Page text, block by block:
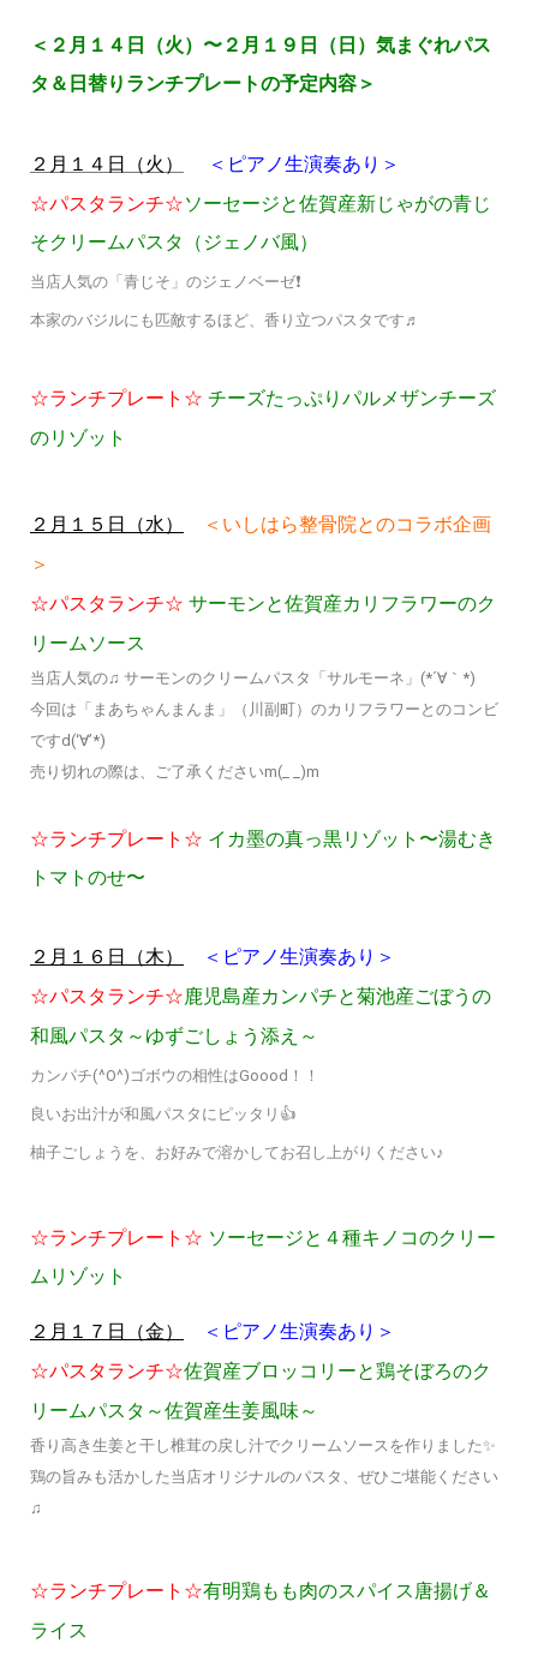
＜２月１４日（火）〜２月１９日（日）気まぐれパス
タ＆日替りランチプレートの予定内容＞
２月１４日（火）
＜ピアノ生演奏あり＞
☆パスタランチ☆ソーセージと佐賀産新じゃがの青じ
そクリームパスタ（ジェノバ風）
当店人気の「青じそ」のジェノベーゼ❗
本家のバジルにも匹敵するほど、香り立つパスタです♬
☆ランチプレート☆ チーズたっぷりパルメザンチーズ
のリゾット
２月１５日（水）
＜いしはら整骨院とのコラボ企画
＞
☆パスタランチ☆ サーモンと佐賀産カリフラワーのク
リームソース
当店人気の♫ サーモンのクリームパスタ「サルモーネ」(*´∀｀*)
今回は「まあちゃんまんま」（川副町）のカリフラワーとのコンビ
ですd(‘∀’*)
売り切れの際は、ご了承くださいm(_ _)m
☆ランチプレート☆ イカ墨の真っ黒リゾット〜湯むき
トマトのせ〜
２月１６日（木）
＜ピアノ生演奏あり＞
☆パスタランチ☆鹿児島産カンパチと菊池産ごぼうの
和風パスタ～ゆずごしょう添え～
カンパチ(^O^)ゴボウの相性はGoood！！
良いお出汁が和風パスタにピッタリ👍
柚子ごしょうを、お好みで溶かしてお召し上がりください♪
☆ランチプレート☆ ソーセージと４種キノコのクリー
ムリゾット
２月１７日（金）
＜ピアノ生演奏あり＞
☆パスタランチ☆佐賀産ブロッコリーと鶏そぼろのク
リームパスタ～佐賀産生姜風味～
香り高き生姜と干し椎茸の戻し汁でクリームソースを作りました✨
鶏の旨みも活かした当店オリジナルのパスタ、ぜひご堪能ください
♫
☆ランチプレート☆有明鶏もも肉のスパイス唐揚げ＆
ライス